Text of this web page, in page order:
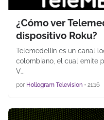
¿Cómo ver
dispositivo Roku?
Telemedellín es un canal
colombiano, el cual emite
V…
por Hollogram Television • 21:16